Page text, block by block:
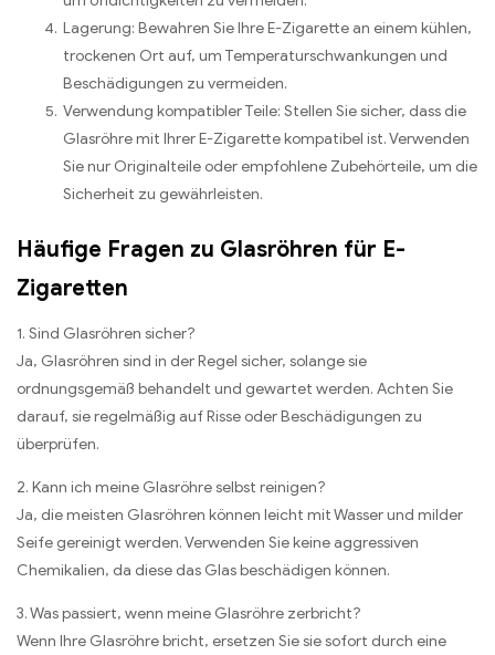
Lagerung: Bewahren Sie Ihre E-Zigarette an einem kühlen,
trockenen Ort auf, um Temperaturschwankungen und
Beschädigungen zu vermeiden.
Verwendung kompatibler Teile: Stellen Sie sicher, dass die
Glasröhre mit Ihrer E-Zigarette kompatibel ist. Verwenden
Sie nur Originalteile oder empfohlene Zubehörteile, um die
Sicherheit zu gewährleisten.
Häufige Fragen zu Glasröhren für E-
Zigaretten
1. Sind Glasröhren sicher?
Ja, Glasröhren sind in der Regel sicher, solange sie
ordnungsgemäß behandelt und gewartet werden. Achten Sie
darauf, sie regelmäßig auf Risse oder Beschädigungen zu
überprüfen.
2. Kann ich meine Glasröhre selbst reinigen?
Ja, die meisten Glasröhren können leicht mit Wasser und milder
Seife gereinigt werden. Verwenden Sie keine aggressiven
Chemikalien, da diese das Glas beschädigen können.
3. Was passiert, wenn meine Glasröhre zerbricht?
Wenn Ihre Glasröhre bricht, ersetzen Sie sie sofort durch eine